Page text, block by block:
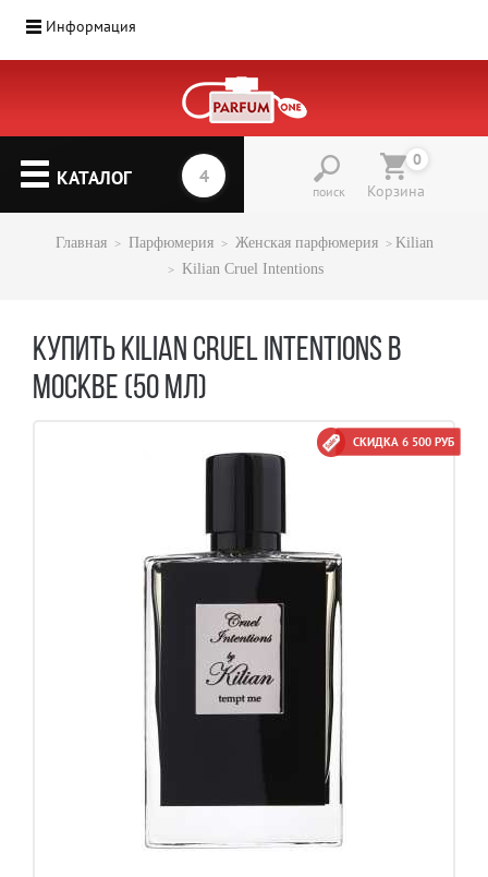
Информация
▼
КАТАЛОГ
поиск
0
Корзина
Главная Парфюмерия Женская парфюмерия
Kilian
Kilian Cruel Intentions
КУПИТЬ KILIAN CRUEL INTENTIONS В
МОСКВЕ (50 МЛ)
СКИДКА 6 500 РУБ